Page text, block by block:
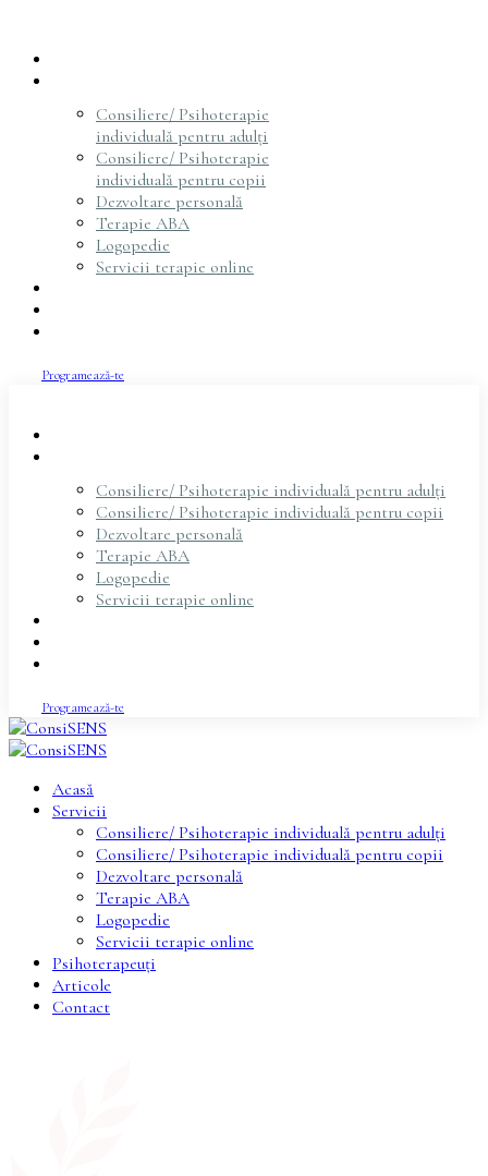
Consiliere/ Psihoterapie
individuală pentru adulți
Consiliere/ Psihoterapie
individuală pentru copii
Dezvoltare personală
Terapie ABA
Logopedie
Servicii terapie online
Programează-te
Consiliere/ Psihoterapie individuală pentru adulți
Consiliere/ Psihoterapie individuală pentru copii
Dezvoltare personală
Terapie ABA
Logopedie
Servicii terapie online
Programează-te
Acasă
Servicii
Consiliere/ Psihoterapie individuală pentru adulți
Consiliere/ Psihoterapie individuală pentru copii
Dezvoltare personală
Terapie ABA
Logopedie
Servicii terapie online
Psihoterapeuți
Articole
Contact